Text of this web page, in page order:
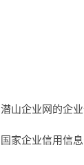
潜山企业网的企
国家企业信用信